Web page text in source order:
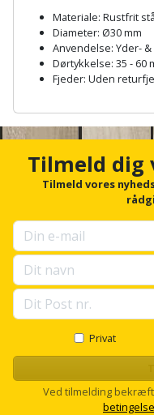
Komposit
terrassebrædder
og
fundablokke
Lofter
Lofttrapper
Murbinder
Murpap
og
Mursten
hammer
Hammer
Kiler
Kloakrenser
og
hobbykniv
Koben
Landmålerstok
Boremaskinetilbehør
Detektor
Dykkerpistol
Dyksav
Excentersliber
Fedtsprøjte
Flamingoskærer
Plæneklipper
tilbehør
Robotplæneklipper
Robotplæneklipper
tilbehør
Vandpumpe
mosfjerner
Vinduesvasker
Drivhus
Drivhustilbehør
Flagstænger
hus
have
Fuglefoderhus
Garderobe
opbevaring
Gavekort
Materiale: Rustfrit
Diameter: Ø30 mm
Anvendelse: Yder-
Dørtykkelse: 35 - 60
Fjeder: Uden
c
r
u
p
s
e
l
l
o
Tilmeld dig
Tilmeld vores
Privat
Ved tilmelding